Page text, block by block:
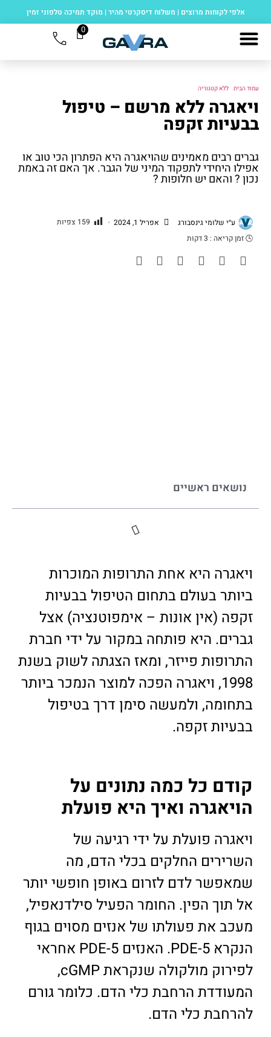
אלפי לקוחות מרוצים | משלוח דיסקרטי מהיר | מוקד תמיכה טלפוני זמין
0
עמוד הבית ללא קטגוריה
ויאגרה ללא מרשם – טיפול
בבעיות זקפה
גברים רבים מאמינים שהויאגרה היא הפתרון הכי טוב או
אפילו היחידי לתפקוד המיני של הגבר. אך האם זה באמת
נכון ? והאם יש חלופות ?
ע״י שלומי גינסבורג אפריל 1, 2024 •
159 צפיות
🕓זמן קריאה : 3דקות
נושאים ראשיים
ויאגרה היא אחת התרופות המוכרות
ביותר בעולם בתחום הטיפול בבעיות
זקפה (אין אונות – אימפוטנציה) אצל
גברים. היא פותחה במקור על ידי חברת
התרופות פייזר, ומאז הצגתה לשוק בשנת
1998, ויאגרה הפכה למוצר הנמכר ביותר
בתחומה, ולמעשה סימן דרך בטיפול
בבעיות זקפה.
קודם כל כמה נתונים על
הויאגרה ואיך היא פועלת
ויאגרה פועלת על ידי רגיעה של
השרירים החלקים בכלי הדם, מה
שמאפשר לדם לזרום באופן חופשי יותר
אל תוך הפין. החומר הפעיל סילדנאפיל,
מעכב את פעולתו של אנזים מסוים בגוף
הנקרא PDE-5. האנזים PDE-5 אחראי
לפירוק מולקולה שנקראת cGMP,
המעודדת הרחבת כלי הדם. כלומר גורם
להרחבת כלי הדם.